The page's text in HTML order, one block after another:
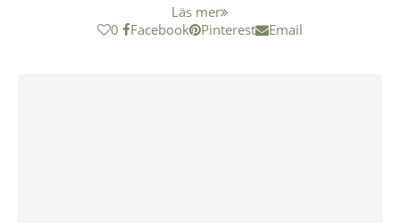
Läs mer
0
Facebook Pinterest Email